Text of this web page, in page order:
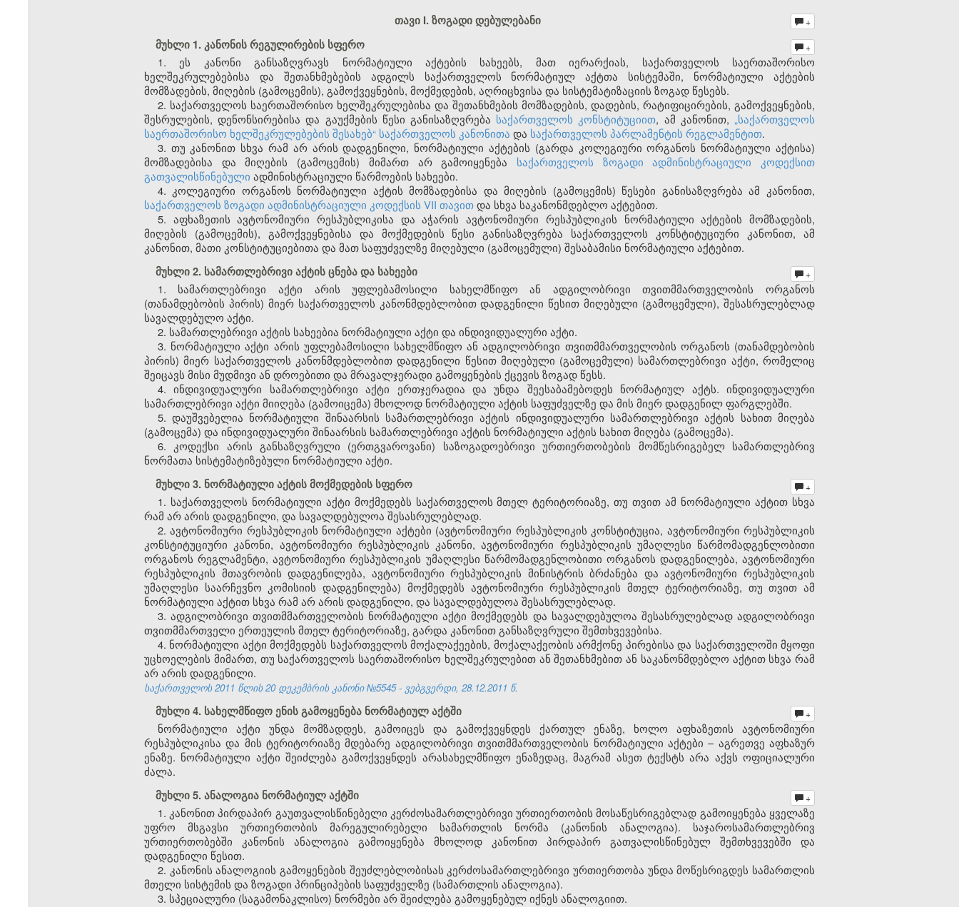
თავი I. ზოგადი დებულებანი +
მუხლი 1. კანონის რეგულირების სფერო +
1. ეს კანონი განსაზღვრავს ნორმატიული აქტების სახეებს, მათ იერარქიას, საქართველოს საერთაშორისო
ხელშეკრულებებისა და შეთანხმებების ადგილს საქართველოს ნორმატიულ აქტთა სისტემაში, ნორმატიული აქტების
მომზადების, მიღების (გამოცემის), გამოქვეყნების, მოქმედების, აღრიცხვისა და სისტემატიზაციის ზოგად წესებს.
2. საქართველოს საერთაშორისო ხელშეკრულებისა და შეთანხმების მომზადების, დადების, რატიფიცირების, გამოქვეყნების,
შესრულების, დენონსირებისა და გაუქმების წესი განისაზღვრება საქართველოს კონსტიტუციით, ამ კანონით,„საქართველოს
საერთაშორისო ხელშეკრულებების შესახებ“ საქართველოს კანონითა და საქართველოს პარლამენტის რეგლამენტით.
3. თუ კანონით სხვა რამ არ არის დადგენილი, ნორმატიული აქტების (გარდა კოლეგიური ორგანოს ნორმატიული აქტისა)
მომზადებისა და მიღების (გამოცემის) მიმართ არ გამოიყენება საქართველოს ზოგადი ადმინისტრაციული კოდექსით
გათვალისწინებული ადმინისტრაციული წარმოების სახეები.
4. კოლეგიური ორგანოს ნორმატიული აქტის მომზადებისა და მიღების (გამოცემის) წესები განისაზღვრება ამ კანონით,
საქართველოს ზოგადი ადმინისტრაციული კოდექსის VII თავითდა სხვა საკანონმდებლო აქტებით.
5. აფხაზეთის ავტონომიური რესპუბლიკისა და აჭარის ავტონომიური რესპუბლიკის ნორმატიული აქტების მომზადების,
მიღების (გამოცემის), გამოქვეყნებისა და მოქმედების წესი განისაზღვრება საქართველოს კონსტიტუციური კანონით, ამ
კანონით, მათი კონსტიტუციებითა და მათ საფუძველზე მიღებული (გამოცემული) შესაბამისი ნორმატიული აქტებით.
მუხლი 2. სამართლებრივი აქტის ცნება და სახეები
+
1. სამართლებრივი აქტი არის უფლებამოსილი სახელმწიფო ან ადგილობრივი თვითმმართველობის ორგანოს
(თანამდებობის პირის) მიერ საქართველოს კანონმდებლობით დადგენილი წესით მიღებული (გამოცემული), შესასრულებლად
სავალდებულო აქტი.
2. სამართლებრივი აქტის სახეებია ნორმატიული აქტი და ინდივიდუალური აქტი.
3. ნორმატიული აქტი არის უფლებამოსილი სახელმწიფო ან ადგილობრივი თვითმმართველობის ორგანოს (თანამდებობის
პირის) მიერ საქართველოს კანონმდებლობით დადგენილი წესით მიღებული (გამოცემული) სამართლებრივი აქტი, რომელიც
შეიცავს მისი მუდმივი ან დროებითი და მრავალჯერადი გამოყენების ქცევის ზოგად წესს.
4. ინდივიდუალური სამართლებრივი აქტი ერთჯერადია და უნდა შეესაბამებოდეს ნორმატიულ აქტს. ინდივიდუალური
სამართლებრივი აქტი მიიღება (გამოიცემა) მხოლოდ ნორმატიული აქტის საფუძველზე და მის მიერ დადგენილ ფარგლებში.
5. დაუშვებელია ნორმატიული შინაარსის სამართლებრივი აქტის ინდივიდუალური სამართლებრივი აქტის სახით მიღება
(გამოცემა) და ინდივიდუალური შინაარსის სამართლებრივი აქტის ნორმატიული აქტის სახით მიღება (გამოცემა).
6. კოდექსი არის განსაზღვრული (ერთგვაროვანი) საზოგადოებრივი ურთიერთობების მომწესრიგებელ სამართლებრივ
ნორმათა სისტემატიზებული ნორმატიული აქტი.
მუხლი 3. ნორმატიული აქტის მოქმედების სფერო
+
1. საქართველოს ნორმატიული აქტი მოქმედებს საქართველოს მთელ ტერიტორიაზე, თუ თვით ამ ნორმატიული აქტით სხვა
რამ არ არის დადგენილი, და სავალდებულოა შესასრულებლად.
2. ავტონომიური რესპუბლიკის ნორმატიული აქტები (ავტონომიური რესპუბლიკის კონსტიტუცია, ავტონომიური რესპუბლიკის
კონსტიტუციური კანონი, ავტონომიური რესპუბლიკის კანონი, ავტონომიური რესპუბლიკის უმაღლესი წარმომადგენლობითი
ორგანოს რეგლამენტი, ავტონომიური რესპუბლიკის უმაღლესი წარმომადგენლობითი ორგანოს დადგენილება, ავტონომიური
რესპუბლიკის მთავრობის დადგენილება, ავტონომიური რესპუბლიკის მინისტრის ბრძანება და ავტონომიური რესპუბლიკის
უმაღლესი საარჩევნო კომისიის დადგენილება) მოქმედებს ავტონომიური რესპუბლიკის მთელ ტერიტორიაზე, თუ თვით ამ
ნორმატიული აქტით სხვა რამ არ არის დადგენილი, და სავალდებულოა შესასრულებლად.
3. ადგილობრივი თვითმმართველობის ნორმატიული აქტი მოქმედებს და სავალდებულოა შესასრულებლად ადგილობრივი
თვითმმართველი ერთეულის მთელ ტერიტორიაზე, გარდა კანონით განსაზღვრული შემთხვევებისა.
4. ნორმატიული აქტი მოქმედებს საქართველოს მოქალაქეების, მოქალაქეობის არმქონე პირებისა და საქართველოში მყოფი
უცხოელების მიმართ, თუ საქართველოს საერთაშორისო ხელშეკრულებით ან შეთანხმებით ან საკანონმდებლო აქტით სხვა რამ
არ არის დადგენილი.
საქართველოს 2011 წლის 20 დეკემბრის კანონი №5545 - ვებგვერდი, 28.12.2011 წ.
მუხლი 4. სახელმწიფო ენის გამოყენება ნორმატიულ აქტში +
ნორმატიული აქტი უნდა მომზადდეს, გამოიცეს და გამოქვეყნდეს ქართულ ენაზე, ხოლო აფხაზეთის ავტონომიური
რესპუბლიკისა და მის ტერიტორიაზე მდებარე ადგილობრივი თვითმმართველობის ნორმატიული აქტები – აგრეთვე აფხაზურ
ენაზე. ნორმატიული აქტი შეიძლება გამოქვეყნდეს არასახელმწიფო ენაზედაც, მაგრამ ასეთ ტექსტს არა აქვს ოფიციალური
ძალა.
მუხლი 5. ანალოგია ნორმატიულ აქტში
+
1. კანონით პირდაპირ გაუთვალისწინებელი კერძოსამართლებრივი ურთიერთობის მოსაწესრიგებლად გამოიყენება ყველაზე
უფრო მსგავსი ურთიერთობის მარეგულირებელი სამართლის ნორმა (კანონის ანალოგია). საჯაროსამართლებრივ
ურთიერთობებში კანონის ანალოგია გამოიყენება მხოლოდ კანონით პირდაპირ გათვალისწინებულ შემთხვევებში და
დადგენილი წესით.
2. კანონის ანალოგიის გამოყენების შეუძლებლობისას კერძოსამართლებრივი ურთიერთობა უნდა მოწესრიგდეს სამართლის
მთელი სისტემის და ზოგადი პრინციპების საფუძველზე (სამართლის ანალოგია).
3. სპეციალური (საგამონაკლისო) ნორმები არ შეიძლება გამოყენებულ იქნეს ანალოგიით.